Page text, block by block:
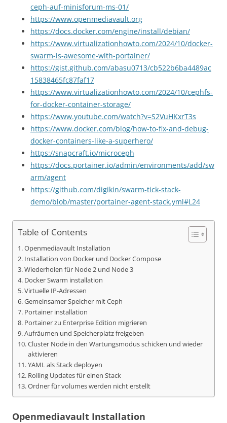
ceph-auf-minisforum-ms-01/
https://www.openmediavault.org
https://docs.docker.com/engine/install/debian/
https://www.virtualizationhowto.com/2024/10/docker-
swarm-is-awesome-with-portainer/
https://gist.github.com/abasu0713/cb522b6ba4489ac
15838465fc87faf17
https://www.virtualizationhowto.com/2024/10/cephfs-
for-docker-container-storage/
https://www.youtube.com/watch?v=S2VuHKxrT3s
https://www.docker.com/blog/how-to-fix-and-debug-
docker-containers-like-a-superhero/
https://snapcraft.io/microceph
https://docs.portainer.io/admin/environments/add/sw
arm/agent
https://github.com/digikin/swarm-tick-stack-
demo/blob/master/portainer-agent-stack.yml#L24
Table of Contents
Openmediavault Installation
Installation von Docker und Docker Compose
Wiederholen für Node 2 und Node 3
Docker Swarm installation
Virtuelle IP-Adressen
Gemeinsamer Speicher mit Ceph
Portainer installation
Portainer zu Enterprise Edition migrieren
Aufräumen und Speicherplatz freigeben
Cluster Node in den Wartungsmodus schicken und wieder
aktivieren
YAML als Stack deployen
Rolling Updates für einen Stack
Ordner für volumes werden nicht erstellt
Openmediavault Installation